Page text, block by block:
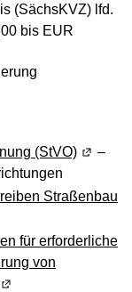
(SächsKVZ) lfd.
bis EUR
(StVO) (Wird
–
Straßenbau
Fenster
für erforderliche
von
(Wird in einem